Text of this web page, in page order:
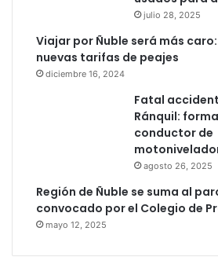
julio 28, 2025
Viajar por Ñuble será más
nuevas tarifas de peajes
diciembre 16, 2024
Fatal
Ránquil:
conductor de
agosto 26, 2025
Región de Ñuble se suma al
convocado por el Colegio de
mayo 12, 2025